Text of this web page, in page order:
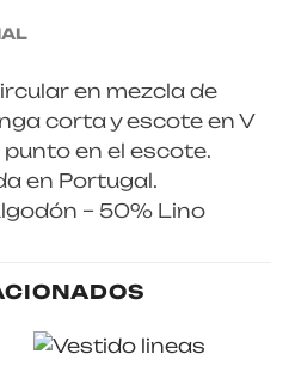
en mezcla de
corta y escote en V
en el escote.
en Portugal.
– 50% Lino